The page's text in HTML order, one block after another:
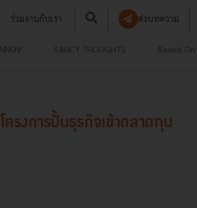
ร่วมงานกับเรา ส่งบทความ
SAUCY THOUGHTS Based On
งการปั้นธุรกิจเข้าตลาดทุน